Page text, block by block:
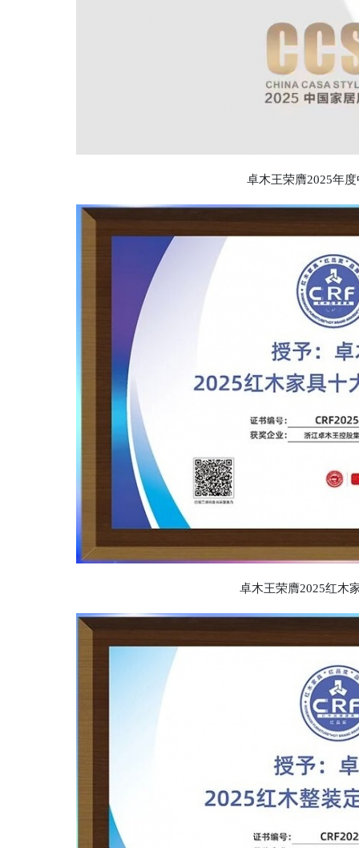
卓木王荣膺2025年度
卓木王荣膺2025红木家